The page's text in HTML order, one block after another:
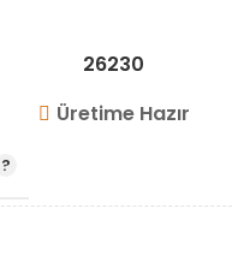
26230
Üretime Hazır